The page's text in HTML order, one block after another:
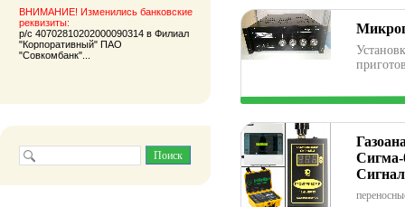
ВНИМАНИЕ! Изменились банковские
реквизиты:
р/с 40702810202000090314 в Филиал
"Корпоративный" ПАО
"Совкомбанк"...
Сигма-